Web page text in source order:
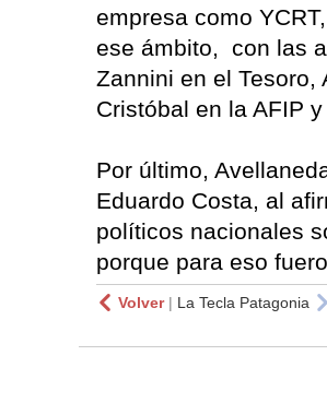
empresa como
ese ámbito, con las
Zannini en el Tesoro,
Cristóbal en la AFIP
Por último,
Eduardo Costa, al
políticos nacionales
porque para eso
Volver| La Tecla Patagonia